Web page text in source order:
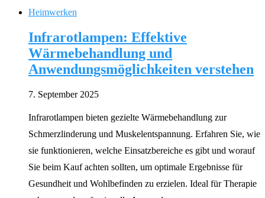
Heimwerken
Infrarotlampen: Effektive
Wärmebehandlung und
Anwendungsmöglichkeiten verstehen
7. September 2025
Infrarotlampen bieten gezielte Wärmebehandlung zur
Schmerzlinderung und Muskelentspannung. Erfahren Sie, wie
sie funktionieren, welche Einsatzbereiche es gibt und worauf
Sie beim Kauf achten sollten, um optimale Ergebnisse für
Gesundheit und Wohlbefinden zu erzielen. Ideal für Therapie